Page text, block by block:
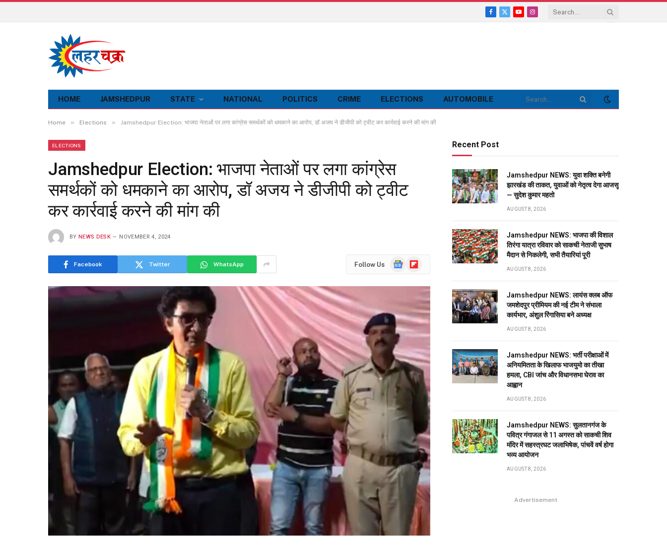
Facebook
X
YouTubeInstagram
HOME JAMSHEDPUR STATE NATIONAL POLITICS CRIME ELECTIONS AUTOMOBILE
Home » Elections » Jamshedpur Election: भाजपा नेताओं पर लगा कांग्रेस समर्थकों को धमकाने का आरोप, डॉ अजय ने डीजीपी को ट्वीट कर कार्रवाई करने की मांग की
ELECTIONS
Jamshedpur Election: भाजपा नेताओं पर लगा कांग्रेस
समर्थकों को धमकाने का आरोप, डॉ अजय ने डीजीपी को ट्वीट
कर कार्रवाई करने की मांग की
BY NEWS DESK NOVEMBER 4, 2024
Facebook Twitter WhatsApp Follow Us
GoogleFlipboard
Recent Post
Jamshedpur NEWS: युवा शक्ति बनेगी
झारखंड की ताकत, युवाओं को नेतृत्व देगा आजसू
— सुदेश कुमार महतो
AUGUST 8, 2026
Jamshedpur NEWS: भाजपा की विशाल
तिरंगा यात्रा रविवार को साकची नेताजी सुभाष
मैदान से निकलेगी, सभी तैयारियां पूरी
AUGUST 8, 2026
Jamshedpur NEWS: लायंस क्लब ऑफ
जमशेदपुर प्रीमियम की नई टीम ने संभाला
कार्यभार, अंशुल रिंगासिया बने अध्यक्ष
AUGUST 8, 2026
Jamshedpur NEWS: भर्ती परीक्षाओं में
अनियमितता के खिलाफ भाजयुमो का तीखा
हमला, CBI जांच और विधानसभा घेराव का
आह्वान
AUGUST 8, 2026
Jamshedpur NEWS: सुलतानगंज के
पवित्र गंगाजल से 11 अगस्त को साकची शिव
मंदिर में सहस्त्रघट जलाभिषेक, पांचवें वर्ष होगा
भव्य आयोजन
AUGUST 8, 2026
Advertisement